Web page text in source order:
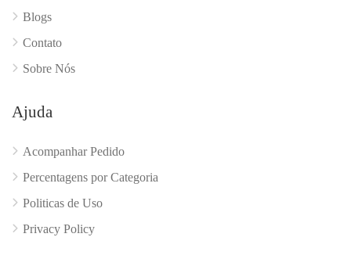
Blogs
Contato
Sobre Nós
Ajuda
Acompanhar Pedido
Percentagens por Categoria
Politicas de Uso
Privacy Policy